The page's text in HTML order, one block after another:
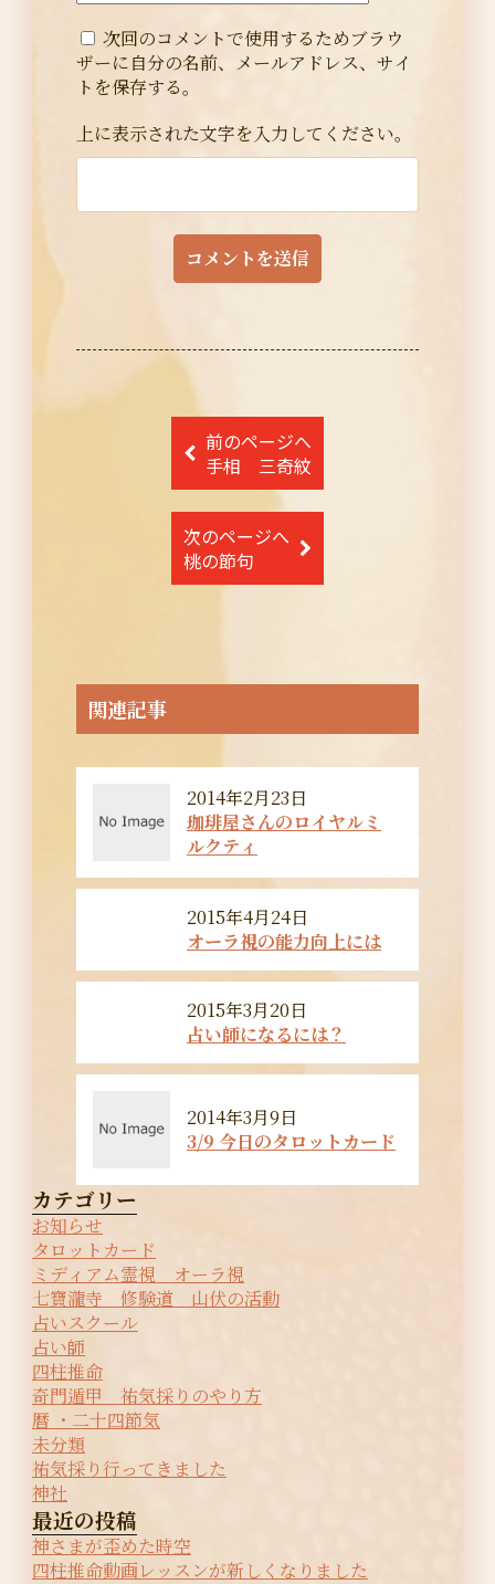
次回のコメントで使用するためブラウ
ザーに自分の名前、メールアドレス、サイ
トを保存する。
上に表示された文字を入力してください。
投
稿
ナ
ビ
ゲ
ョ
ン
前のページへ
手相 三奇紋
次のページへ
桃の節句
関連記事
2014年2月23日
珈琲屋さんのロイヤルミ
ルクティ
2015年4月24日
オーラ視の能力向上には
2015年3月20日
占い師になるには？
2014年3月9日
3/9 今日のタロットカード
カテゴリー
お知らせ
タロットカード
ミディアム霊視 オーラ視
七寶瀧寺 修験道 山伏の活動
占いスクール
占い師
四柱推命
奇門遁甲 祐気採りのやり方
暦 ・二十四節気
未分類
祐気採り行ってきました
神社
最近の投稿
神さまが歪めた時空
四柱推命動画レッスンが新しくなりました